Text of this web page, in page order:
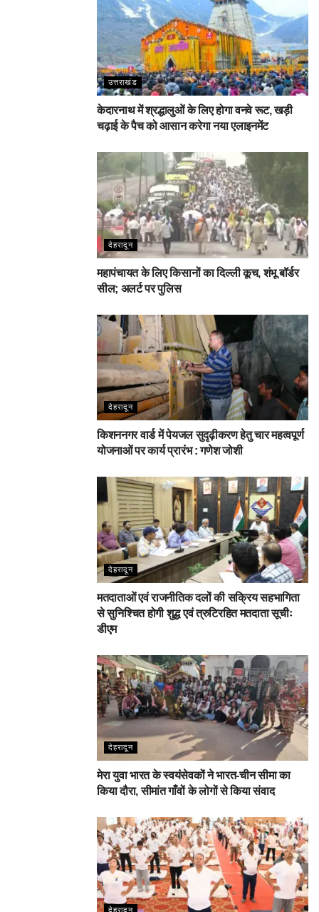
उत्तराखंड
केदारनाथ में श्रद्धालुओं के लिए होगा वनवे रूट, खड़ी
चढ़ाई के पैच को आसान करेगा नया एलाइनमेंट
देहरादून
महापंचायत के लिए किसानों का दिल्ली कूच, शंभू बॉर्डर
सील; अलर्ट पर पुलिस
देहरादून
किशननगर वार्ड में पेयजल सुदृढ़ीकरण हेतु चार महत्वपूर्ण
योजनाओं पर कार्य प्रारंभ : गणेश जोशी
देहरादून
मतदाताओं एवं राजनीतिक दलों की सक्रिय सहभागिता
से सुनिश्चित होगी शुद्ध एवं त्रुटिरहित मतदाता सूचीः
डीएम
देहरादून
मेरा युवा भारत के स्वयंसेवकों ने भारत-चीन सीमा का
किया दौरा, सीमांत गाँवों के लोगों से किया संवाद
देहरादून